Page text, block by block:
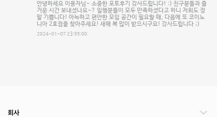
안녕하세요 이용자님~ 소중한 포토후기 감사드립니다! :) 친구분들과 즐
거운 시간 보내셨나요~? 일행분들이 모두 만족하셨다고 하니 저희도 정
말 기쁩니다! 아늑하고 편안한 모임 공간이 필요할 때, 다음에 또 코이노
니아 2호점을 찾아주세요! 새해 복 많이 받으시구요! 감사드립니다 ;)
2024-01-07 23:55:00
회사